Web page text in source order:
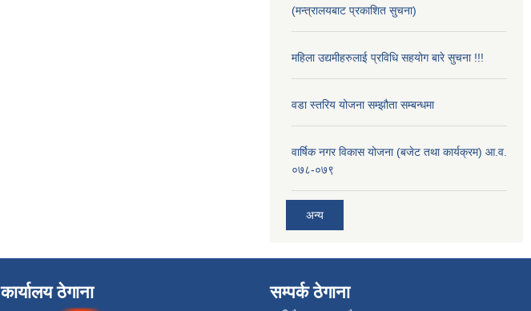
(मन्त्रालयबाट प्रकाशित सुचना)
महिला उद्यमीहरुलाई प्रविधि सहयोग बारे सुचना !!!
वडा स्तरिय योजना सम्झौता सम्बन्धमा
वार्षिक नगर विकास योजना (बजेट तथा कार्यक्रम) आ.व.
०७८-०७९
अन्य
कार्यालय ठेगाना सम्पर्क ठेगाना